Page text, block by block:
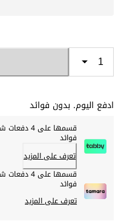
ادفع اليوم. بدون فوائد
قسمها على 4 دفعات شهرية بقيمة
فوائد
تعرف على المزيد
قسمها على 4 دفعات شهرية بقيمة
فوائد
تعرف على المزيد